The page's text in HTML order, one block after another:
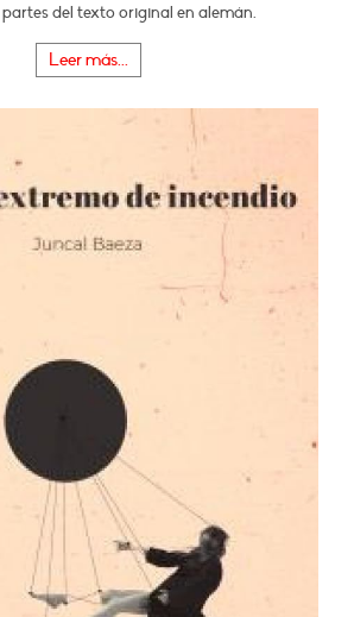
del texto original en alemán.
Leer más...